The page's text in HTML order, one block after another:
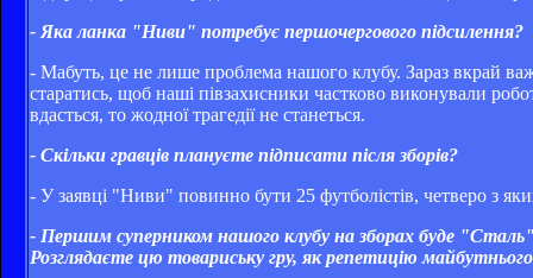
- Яка ланка "Ниви" потребує першочергового підсилення?
- Мабуть, це не лише проблема нашого клубу. Зараз вкрай
старатись, щоб наші півзахисники частково виконували
вдасться, то жодної трагедії не станеться.
- Скільки гравців плануєте підписати після зборів?
- У заявці "Ниви" повинно бути 25 футболістів, четверо з
- Першим суперником нашого клубу на зборах буде
Розглядаєте цю товариську гру, як репетицію